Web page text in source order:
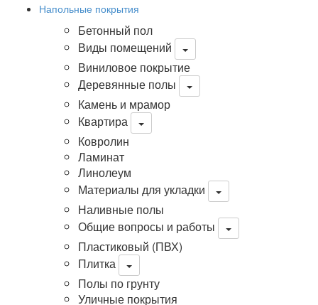
Напольные покрытия
Бетонный пол
Виды помещений
Виниловое покрытие
Деревянные полы
Камень и мрамор
Квартира
Ковролин
Ламинат
Линолеум
Материалы для укладки
Наливные полы
Общие вопросы и работы
Пластиковый (ПВХ)
Плитка
Полы по грунту
Уличные покрытия